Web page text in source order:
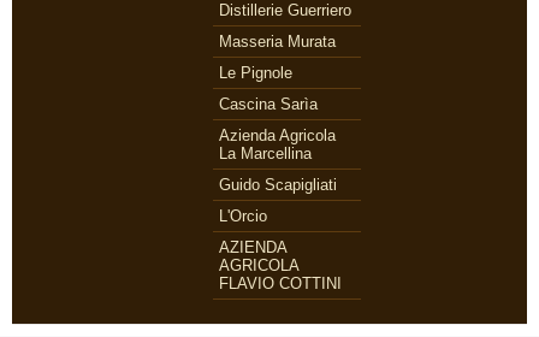
Distillerie Guerriero
Masseria Murata
Le Pignole
Cascina Sarìa
Azienda Agricola
La Marcellina
Guido Scapigliati
L'Orcio
AZIENDA
AGRICOLA
FLAVIO COTTINI